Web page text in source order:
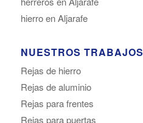
hierro en Aljarafe
NUESTROS TRABAJOS
Rejas de hierro
Rejas de aluminio
Rejas para frentes
Rejas para puertas